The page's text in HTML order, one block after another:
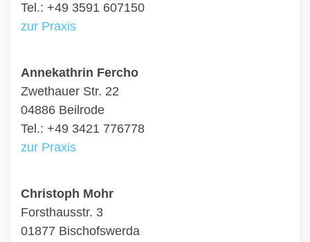
Tel.: +49 3591 607150
zur Praxis
Annekathrin Fercho
Zwethauer Str. 22
04886 Beilrode
Tel.: +49 3421 776778
zur Praxis
Christoph Mohr
Forsthausstr. 3
01877 Bischofswerda